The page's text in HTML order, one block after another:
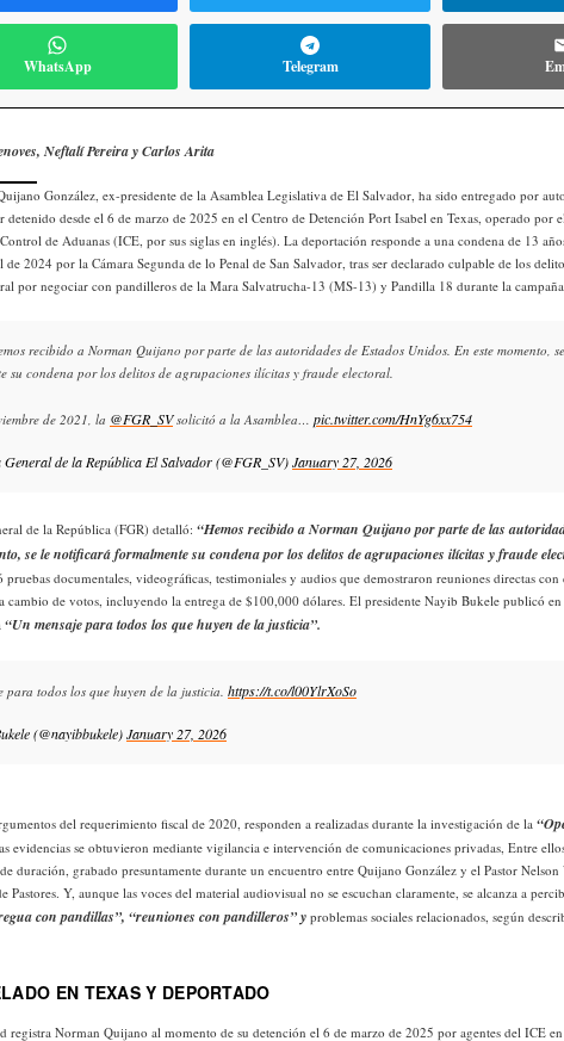
WhatsApp Telegram
Neftalí Pereira y Carlos Arita
González, ex-presidente de la Asamblea Legislativa de El Salvador, ha sido entregado por
detenido desde el 6 de marzo de 2025 en el Centro de Detención Port Isabel en Texas, operado por
de Aduanas (ICE, por sus siglas en inglés). La deportación responde a una condena de 13
2024 por la Cámara Segunda de lo Penal de San Salvador, tras ser declarado culpable de los
por negociar con pandilleros de la Mara Salvatrucha-13 (MS-13) y Pandilla 18 durante la
recibido a Norman Quijano por parte de las autoridades de Estados Unidos. En este momento,
su condena por los delitos de agrupaciones ilícitas y fraude electoral.
de 2021, la @FGR_SVsolicitó a la Asamblea… pic.twitter.com/HnYg6xx754
de la República El Salvador (@FGR_SV)January 27, 2026
de la República (FGR) detalló: “Hemos recibido a Norman Quijano por parte de las
se le notificará formalmente su condena por los delitos de agrupaciones ilícitas y fraude
documentales, videográficas, testimoniales y audios que demostraron reuniones directas
cambio de votos, incluyendo la entrega de $100,000 dólares. El presidente Nayib Bukele publicó
“Un mensaje para todos los que huyen de la justicia”.
para todos los que huyen de la justicia. https://t.co/l00YlrXoSo
(@nayibbukele)January 27, 2026
del requerimiento fiscal de 2020, responden a realizadas durante la investigación de la
evidencias se obtuvieron mediante vigilancia e intervención de comunicaciones privadas, Entre
duración, grabado presuntamente durante un encuentro entre Quijano González y el Pastor Nelson
Pastores. Y, aunque las voces del material audiovisual no se escuchan claramente, se alcanza a
con pandillas”, “reuniones con pandilleros” y problemas sociales relacionados, según
EN TEXAS Y DEPORTADO
registra Norman Quijano al momento de su detención el 6 de marzo de 2025 por agentes del ICE